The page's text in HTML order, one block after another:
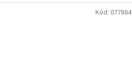
Kód: 077864